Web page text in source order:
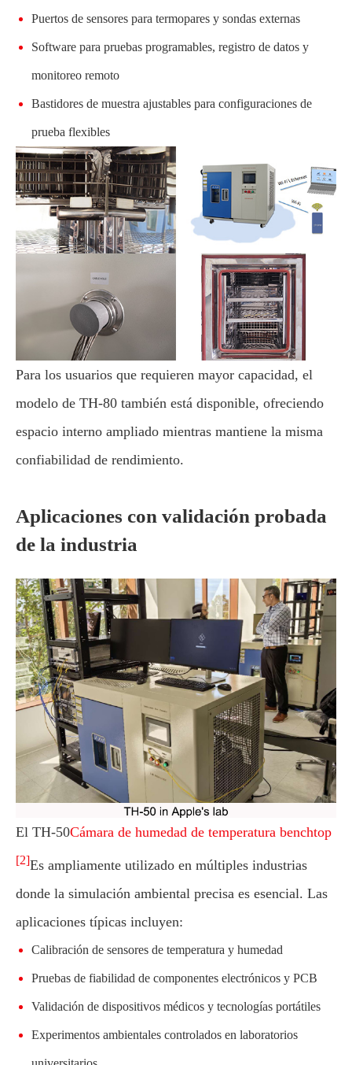
Puertos de sensores para termopares y sondas externas
Software para pruebas programables, registro de datos y
monitoreo remoto
Bastidores de muestra ajustables para configuraciones de
prueba flexibles
Para los usuarios que requieren mayor capacidad, el
modelo de TH-80 también está disponible, ofreciendo
espacio interno ampliado mientras mantiene la misma
confiabilidad de rendimiento.
Aplicaciones con validación probada
de la industria
El TH-50Cámara de humedad de temperatura benchtop
[2]Es ampliamente utilizado en múltiples industrias
donde la simulación ambiental precisa es esencial. Las
aplicaciones típicas incluyen:
Calibración de sensores de temperatura y humedad
Pruebas de fiabilidad de componentes electrónicos y PCB
Validación de dispositivos médicos y tecnologías portátiles
Experimentos ambientales controlados en laboratorios